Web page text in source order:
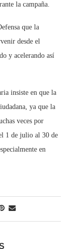
la campaña.
que la
desde el
y acelerando así
insiste en que la
ya que la
veces por
1 de julio al 30 de
en